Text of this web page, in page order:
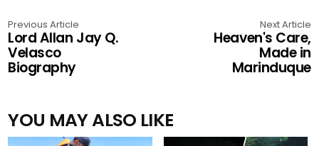
Previous Article
Lord Allan Jay Q.
Velasco
Biography
Next Article
Heaven's Care,
Made in
Marinduque
YOU MAY ALSO LIKE